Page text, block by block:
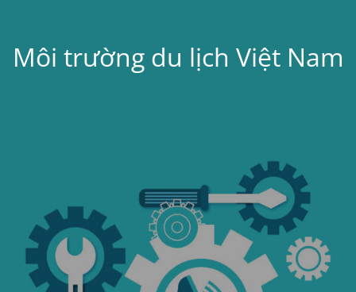
Môi trường du lịch Việt Nam